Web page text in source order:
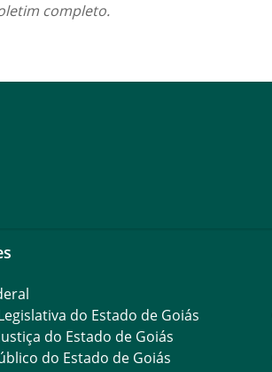
completo.
do Estado de Goiás
do Estado de Goiás
do Estado de Goiás